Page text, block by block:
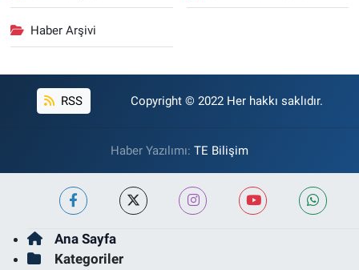
Haber Arşivi
RSS Copyright © 2022 Her hakkı saklıdır.
Haber Yazılımı: TE Bilişim
Ana Sayfa
Kategoriler